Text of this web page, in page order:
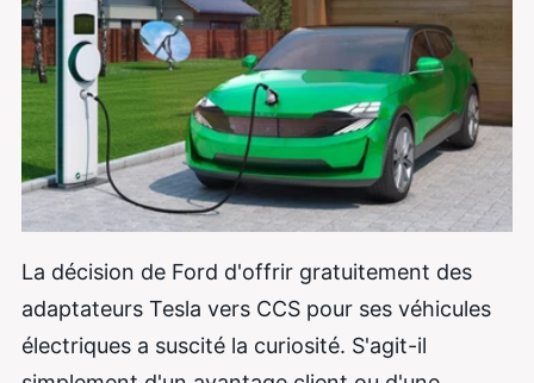
La décision de Ford d'offrir gratuitement des
adaptateurs Tesla vers CCS pour ses véhicules
électriques a suscité la curiosité. S'agit-il